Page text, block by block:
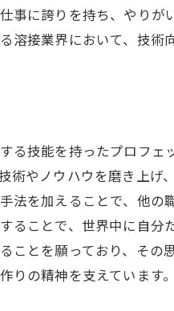
事に誇りを持ち、やり
溶接業界において、技術
る技能を持ったプロフ
術やノウハウを磨き上
法を加えることで、他
ることで、世界中に自
ことを願っており、その
りの精神を支えています。